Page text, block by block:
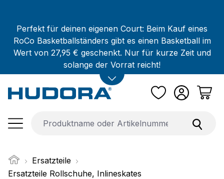
Perfekt für deinen eigenen Court: Beim Kauf eines
RoCo Basketballständers gibt es einen Basketball im
Wert von 27,95 € geschenkt. Nur für kurze Zeit und
solange der Vorrat reicht!
Ersatzteile
Ersatzteile Rollschuhe, Inlineskates